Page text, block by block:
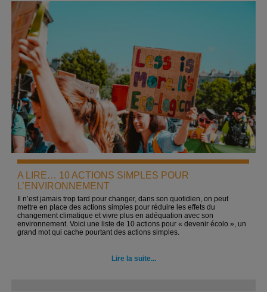
A LIRE… 10 ACTIONS SIMPLES POUR
L’ENVIRONNEMENT
Il n’est jamais trop tard pour changer, dans son quotidien, on peut
mettre en place des actions simples pour réduire les effets du
changement climatique et vivre plus en adéquation avec son
environnement. Voici une liste de 10 actions pour « devenir écolo », un
grand mot qui cache pourtant des actions simples.
Lire la suite...